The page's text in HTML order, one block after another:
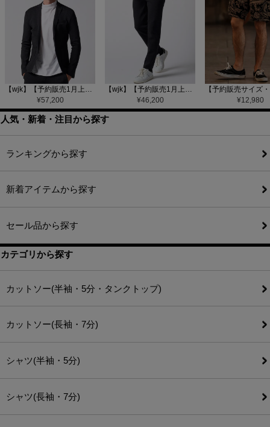
【wjk】【予約販売1月上旬～中旬入荷】function knit jacket(jacquard check) ニットジャケット(207 mw08j)
¥57,200
【wjk】【予約販売1月上旬～中旬入荷】function knit easy slacks(jacquard check) ニットイージーパンツ(504 mw08j)
¥46,200 ¥12,980
人気・新着・注目から探す
ランキングから探す
新着アイテムから探す
セール品から探す
カテゴリから探す
カットソー(半袖・5分・タンクトップ)
カットソー(長袖・7分)
シャツ(半袖・5分)
シャツ(長袖・7分)